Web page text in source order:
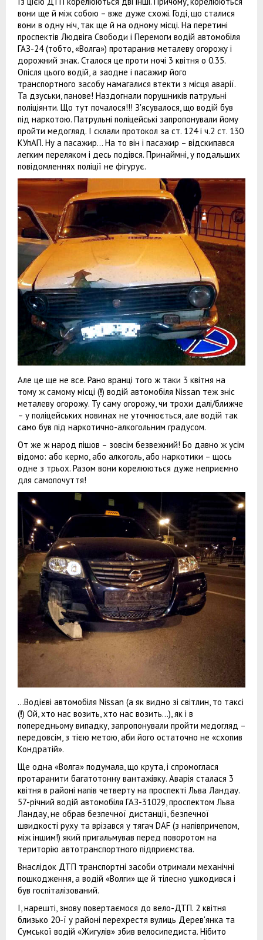
вони ще й між собою – вже дуже схожі. Годі, що сталися
вони в одну ніч, так ще й на одному місці. На перетині
проспектів Людвіга Свободи і Перемоги водій автомобіля
ГАЗ-24 (тобто, «Волга») протаранив металеву огорожу і
дорожний знак. Сталося це проти ночі 3 квітня о 0.35.
Опісля цього водій, а заодне і пасажир його
транспортного засобу намагалися втекти з місця аварії.
Та дзуськи, панове! Наздогнали порушників патрульні
поліціянти. Що тут почалося!!! З'ясувалося, що водій був
під наркотою. Патрульні поліцейські запропонували йому
пройти медогляд. І склали протокол за ст. 124 і ч.2 ст. 130
КУпАП. Ну а пасажир... На то він і пасажир – відскипався
легким переляком і десь подівся. Принаймні, у подальших
повідомленнях поліції не фігурує.
Але це ще не все. Рано вранці того ж таки 3 квітня на
тому ж самому місці (!) водій автомобіля Nissan теж зніс
металеву огорожу. Ту саму огорожу, чи трохи далі/ближче
– у поліцейських новинах не уточнюється, але водій так
само був під наркотично-алкогольним градусом.
От же ж народ пішов – зовсім безвежний! Бо давно ж усім
відомо: або кермо, або алкоголь, або наркотики – щось
одне з трьох. Разом вони корелюються дуже неприємно
для самопочуття!
...Водієві автомобіля Nissan (а як видно зі світлин, то таксі
(!) Ой, хто нас возить, хто нас возить...), як і в
попередньому випадку, запропонували пройти медогляд –
передовсім, з тією метою, аби його остаточно не «схопив
Кондратій».
Ще одна «Волга» подумала, що крута, і спромоглася
протаранити багатотонну вантажівку. Аварія сталася 3
квітня в районі напів четверту на проспекті Льва Ландау.
57-річний водій автомобіля ГАЗ-31029, проспектом Льва
Ландау, не обрав безпечної дистанції, безпечної
швидкості руху та врізався у тягач DAF (з напівпричепом,
між іншим!) який пригальмував перед поворотом на
територію автотранспортного підприємства.
Внаслідок ДТП транспортні засоби отримали механічні
пошкодження, а водій «Волги» ще й тілесно ушкодився і
був госпіталізований.
І, нарешті, знову повертаємося до вело-ДТП. 2 квітня
близько 20-ї у районі перехрестя вулиць Дерев'янка та
Сумської водій «Жигулів» збив велосипедиста. Нібито